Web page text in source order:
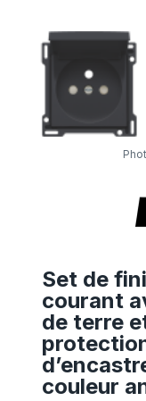
Set de
courant
de terre
couleur